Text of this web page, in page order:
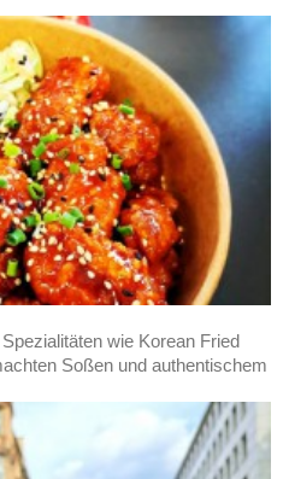
wie Korean Fried
Soßen und authentischem